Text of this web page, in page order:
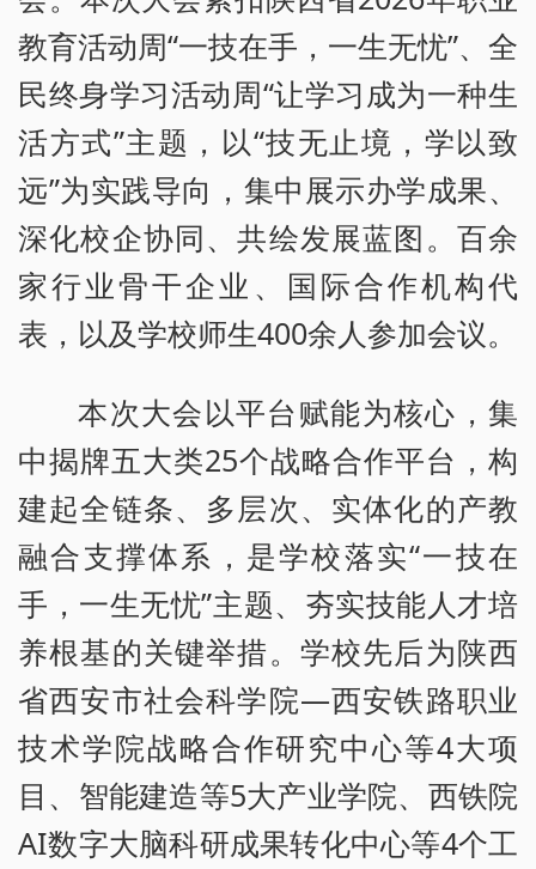
教育活动周“一技在手，一生无忧”、全
民终身学习活动周“让学习成为一种生
活方式”主题，以“技无止境，学以致
远”为实践导向，集中展示办学成果、
深化校企协同、共绘发展蓝图。百余
家行业骨干企业、国际合作机构代
表，以及学校师生400余人参加会议。
本次大会以平台赋能为核心，集
中揭牌五大类25个战略合作平台，构
建起全链条、多层次、实体化的产教
融合支撑体系，是学校落实“一技在
手，一生无忧”主题、夯实技能人才培
养根基的关键举措。学校先后为陕西
省西安市社会科学院—西安铁路职业
技术学院战略合作研究中心等4大项
目、智能建造等5大产业学院、西铁院
AI数字大脑科研成果转化中心等4个工